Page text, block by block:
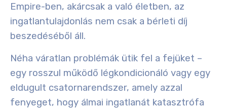
Empire-ben, akárcsak a való életben, az
ingatlantulajdonlás nem csak a bérleti díj
beszedéséből áll.
Néha váratlan problémák ütik fel a fejüket –
egy rosszul működő légkondicionáló vagy egy
eldugult csatornarendszer, amely azzal
fenyeget, hogy álmai ingatlanát katasztrófa